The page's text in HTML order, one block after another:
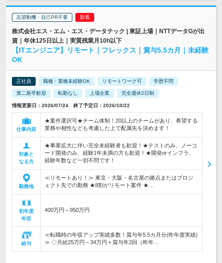
志望動機・自己PR不要
株式会社エス・エム・エス・データテック | 東証上場｜NTTデータGが出
資｜年休125日以上｜実質残業月10h以下
【ITエンジニア】リモート｜フレックス｜賞与5.5カ月｜未経験
OK
正社員 職種・業種未経験OK リモートワーク可 学歴不問
第二新卒歓迎 転勤なし 上場企業 完全週休2日制
情報更新日：2026/07/24 終了予定日：2026/10/22
仕事内容
★案件選択可★チーム体制！20以上のチームがあり、希望する
業務や相性なども考慮した上で配属先を決めます！
対象と
なる方
★事業拡大に伴い完全未経験者も歓迎！★テストのみ、ノーコ
ード開発のみ、経験1年未満の方も歓迎！★開発orインフラ、
経験年数など一切不問です！
勤務地
≪リモートあり！≫ 東京・大阪・名古屋の拠点またはプロジ
ェクト先での勤務 ★8割がリモート案件 ★…
初年度
年収
400万円～950万円
給与
≪転職時の年収アップ実績多数！賞与年5.5カ月分(昨年度実績)
≫ ◇月給25万円～34万円＋賞与年2回（昨年…